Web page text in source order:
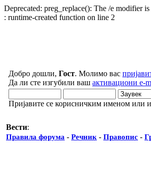
Deprecated: preg_replace(): The /e modifier
: runtime-created function on line 2
Добро дошли, Гост. Молимо вас
Да ли сте изгубили ваш активациони e-
Пријавите се корисничким именом или
Вести:
Правила форума - Речник - Правопис -